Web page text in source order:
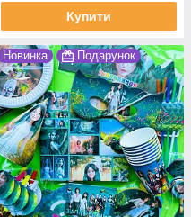
Купити
Новинка Подарунок